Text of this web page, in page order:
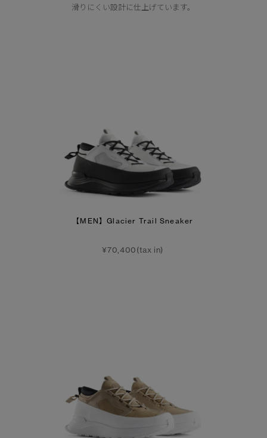
滑りにくい設計に仕上げています。
【MEN】Glacier Trail Sneaker
¥70,400(tax in)